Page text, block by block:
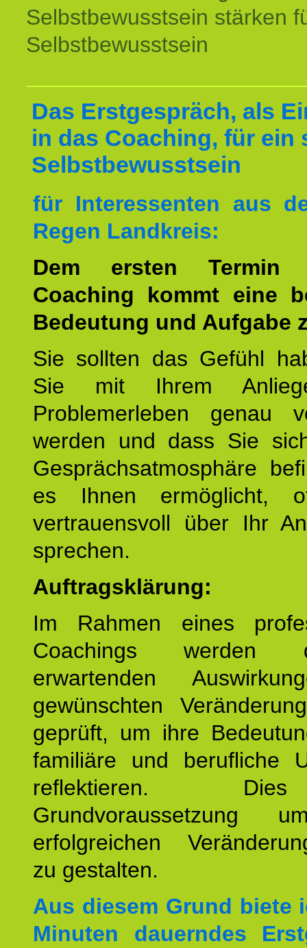
Selbstbewusstsein stärken
Selbstbewusstsein
Das Erstgespräch, als
in das Coaching, für ein
Selbstbewusstsein
für Interessenten aus
Regen Landkreis:
Dem ersten
Coaching kommt eine
Bedeutung und Aufgabe
Sie sollten das Gefühl
Sie mit Ihrem
Problemerleben genau
werden und dass Sie
Gesprächsatmosphäre
es Ihnen ermöglicht,
vertrauensvoll über Ihr
sprechen.
Auftragsklärung:
Im Rahmen eines
Coachings
erwartenden
gewünschten
geprüft, um ihre
familiäre und berufliche
reflektieren.
Grundvoraussetzung
erfolgreichen
zu gestalten.
Aus diesem Grund biete
Minuten dauerndes